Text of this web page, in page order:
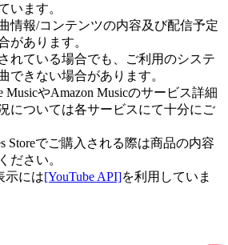
います。
情報/コンテンツの内容及び配信予定
があります。
れている場合でも、ご利用のシステ
できない場合があります。
MusicやAmazon Musicのサービス詳細
については各サービスにて十分にご
Storeでご購入される際は商品の内容
ださい。
示には[YouTube API]を利用していま